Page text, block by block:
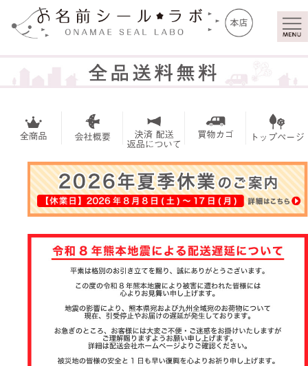
トッ
マイ
お名前シー
ル
アイロンシ
ール
ット
ンプ